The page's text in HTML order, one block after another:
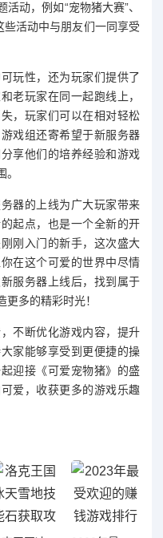
动，例如“宠物猪大赛”、
些活动中与朋友们一同享受
玩性，还为玩家们提供了
老玩家在同一起跑线上，
，玩家们可以在相对轻松
戏组还寄希望于新服务器
享他们的培养经验和游戏
器的上线为广大玩家带来
起点，也是一个全新的开
刚入门的新手，这次盛大
在这个可爱的世界中尽情
服务器上线后，找到属于
多的精彩时光！
不断优化游戏内容，提升
家能够享受到更便捷的操
迎接《可爱宠物猪》的盛
爱，收获更多的游戏乐趣